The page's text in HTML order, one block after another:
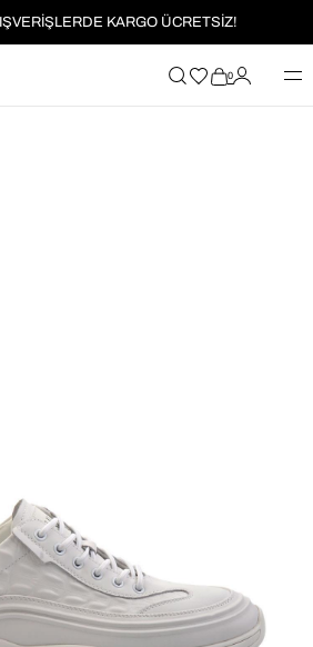
KARGO ÜCRETSİZ!
ÖZEL İLK ALIŞVERİŞİNİZE %5 İNDİRİM
0